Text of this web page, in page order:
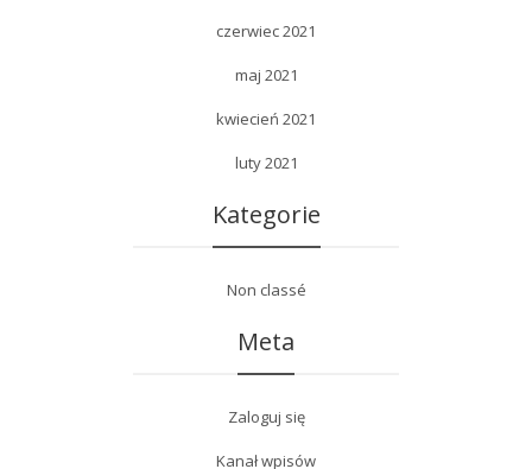
czerwiec 2021
maj 2021
kwiecień 2021
luty 2021
Kategorie
Non classé
Meta
Zaloguj się
Kanał wpisów